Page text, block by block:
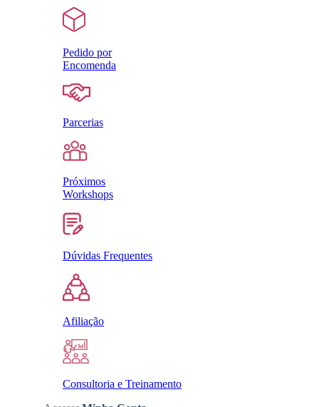
Pedido por
Encomenda
Parcerias
Próximos
Workshops
Dúvidas Frequentes
Afiliação
Consultoria e Treinamento